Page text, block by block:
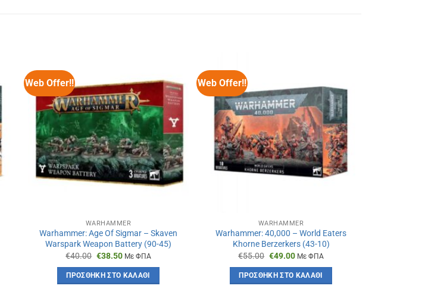
Web Offer!!
WARHAMMER
Warhammer: Age Of Sigmar – Skaven
Warspark Weapon Battery (90-45)
€40.00 Original
was:
€40.00.
€38.50Η
τιμή
είναι:
Με ΦΠΑ
ΠΡΟΣΘΉΚΗ ΣΤΟ ΚΑΛΆΘΙ
Web Offer!!
WARHAMMER
Warhammer: 40,000 – World Eaters
Khorne Berzerkers (43-10)
€55.00 Original
was:
€55.00.
€49.00Η
τιμή
είναι:
Με ΦΠΑ
ΠΡΟΣΘΉΚΗ ΣΤΟ ΚΑΛΆΘΙ